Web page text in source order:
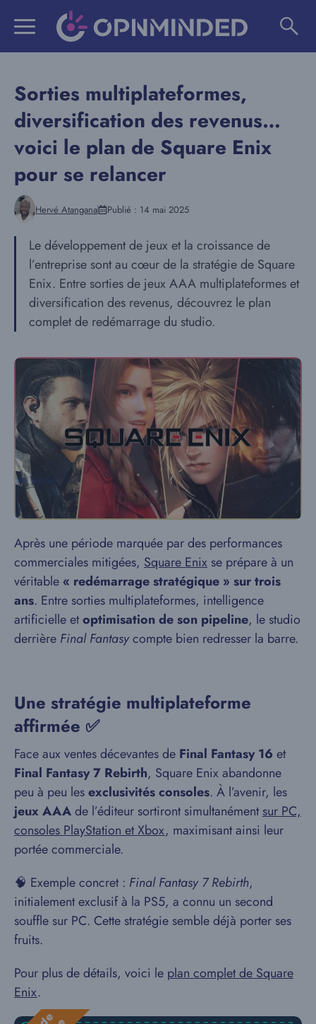
Sorties multiplateformes,
diversification des revenus…
voici le plan de Square Enix
pour se relancer
Hervé Atangana Publié : 14 mai 2025
Le développement de jeux et la croissance de
l’entreprise sont au cœur de la stratégie de Square
Enix. Entre sorties de jeux AAA multiplateformes et
diversification des revenus, découvrez le plan
complet de redémarrage du studio.
Après une période marquée par des performances
commerciales mitigées, Square Enix se prépare à un
véritable« redémarrage stratégique » sur trois
ans. Entre sorties multiplateformes, intelligence
artificielle etoptimisation de son pipeline, le studio
derrière Final Fantasycompte bien redresser la barre.
Une stratégie multiplateforme
affirmée ✅
Face aux ventes décevantes de Final Fantasy 16 et
Final Fantasy 7 Rebirth, Square Enix abandonne
peu à peu lesexclusivités consoles. À l’avenir, les
jeux AAAde l’éditeur sortiront simultanémentsur PC,
consoles PlayStation et Xbox, maximisant ainsi leur
portée commerciale.
🧠 Exemple concret : Final Fantasy 7 Rebirth,
initialement exclusif à la PS5, a connu un second
souffle sur PC. Cette stratégie semble déjà porter ses
fruits.
Pour plus de détails, voici le plan complet de Square
Enix.